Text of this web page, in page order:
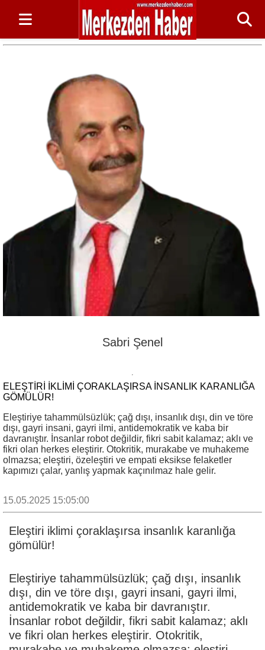
Sabri Şenel
ELEŞTIRI IKLIMI ÇORAKLAŞIRSA INSANLIK KARANLIĞA
GÖMÜLÜR!
Eleştiriye tahammülsüzlük; çağ dışı, insanlık dışı, din ve töre
dışı, gayri insani, gayri ilmi, antidemokratik ve kaba bir
davranıştır. İnsanlar robot değildir, fikri sabit kalamaz; aklı ve
fikri olan herkes eleştirir. Otokritik, murakabe ve muhakeme
olmazsa; eleştiri, özeleştiri ve empati eksikse felaketler
kapımızı çalar, yanlış yapmak kaçınılmaz hale gelir.
15.05.2025 15:05:00
Eleştiri iklimi çoraklaşırsa insanlık karanlığa
gömülür!
Eleştiriye tahammülsüzlük; çağ dışı, insanlık
dışı, din ve töre dışı, gayri insani, gayri ilmi,
antidemokratik ve kaba bir davranıştır.
İnsanlar robot değildir, fikri sabit kalamaz; aklı
ve fikri olan herkes eleştirir. Otokritik,